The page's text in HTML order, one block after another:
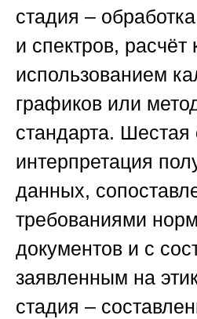
стадия –
и спектров, расчёт
использованием
графиков или
стандарта. Шестая
интерпретация
данных,
требованиями
документов и с
заявленным на
стадия –